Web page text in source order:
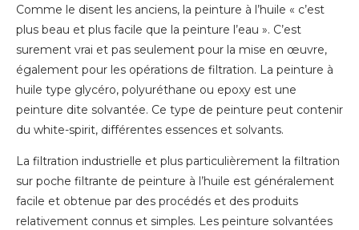
Comme le disent les anciens, la peinture à l’huile « c’est
plus beau et plus facile que la peinture l’eau ». C’est
surement vrai et pas seulement pour la mise en œuvre,
également pour les opérations de filtration. La peinture à
huile type glycéro, polyuréthane ou epoxy est une
peinture dite solvantée. Ce type de peinture peut contenir
du white-spirit, différentes essences et solvants.
La filtration industrielle et plus particulièrement la filtration
sur poche filtrante de peinture à l’huile est généralement
facile et obtenue par des procédés et des produits
relativement connus et simples. Les peinture solvantées